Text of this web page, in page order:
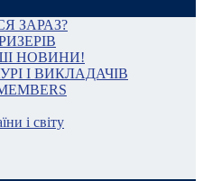
ЗАРАЗ?
НОВИНИ!
І ВИКЛАДАЧІВ
і світу